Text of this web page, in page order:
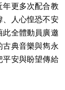
年更多次配合教
、人心惶恐不安
此全體動員廣邀
典音樂與雋永
平安與盼望傳給